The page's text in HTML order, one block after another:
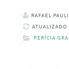
RAFAEL
ATUALIZADO
PERÍCIA